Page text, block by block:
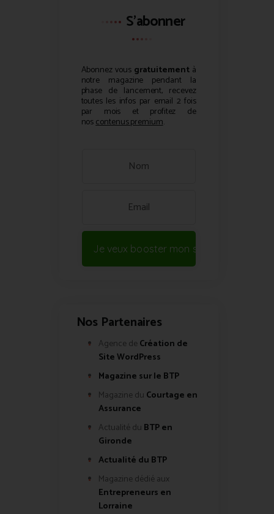
S'abonner
Abonnez vous gratuitementà
notre magazine pendant la
phase de lancement, recevez
toutes les infos par email 2 fois
par mois et profitez de
noscontenus premium.
Je veux booster mon site !
Nos Partenaires
Agence de Création de
Site WordPress
Magazine sur le BTP
Magazine du Courtage en
Assurance
Actualité du BTP en
Gironde
Actualité du BTP
Magazine dédié aux
Entrepreneurs en
Lorraine